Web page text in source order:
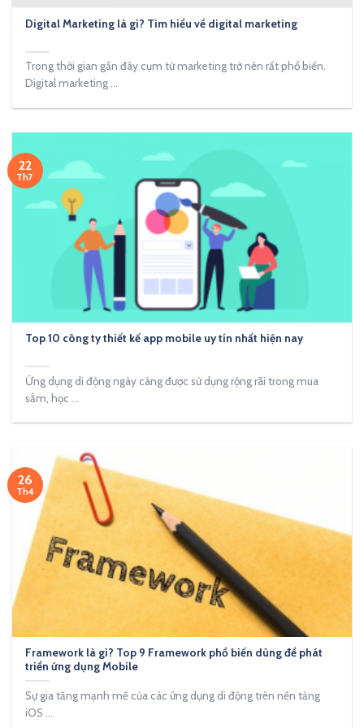
Digital Marketing là gì? Tìm hiểu về digital marketing
Trong thời gian gần đây cụm từ marketing trở nên rất phổ biến.
Digital marketing ...
Top 10 công ty thiết kế app mobile uy tín nhất hiện nay
Ứng dụng di động ngày càng được sử dụng rộng rãi trong mua
sắm, học ...
22
Th7
Framework là gì? Top 9 Framework phổ biến dùng để phát
triển ứng dụng Mobile
Sự gia tăng mạnh mẽ của các ứng dụng di động trên nền tảng
iOS ...
26
Th4